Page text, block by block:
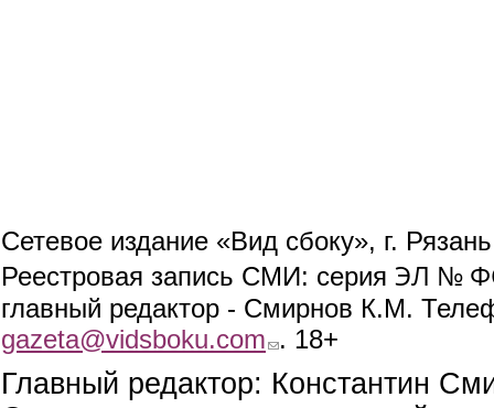
Сетевое издание «Вид сбоку», г.
Реестровая запись СМИ: серия ЭЛ №
главный редактор - Смирнов К.М.
gazeta@vidsboku.com (link sends e-mail)
. 18+
Главный редактор: Константин